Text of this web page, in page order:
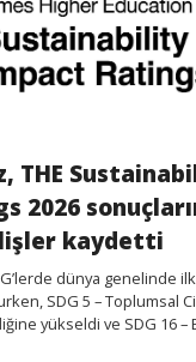
THE
2026
kaydetti
dünya genelinde
SDG 5 – Toplumsal
yükseldi ve SDG 16 –